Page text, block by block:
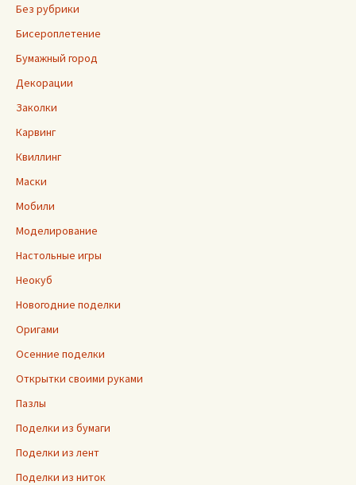
Без рубрики
Бисероплетение
Бумажный город
Декорации
Заколки
Карвинг
Квиллинг
Маски
Мобили
Моделирование
Настольные игры
Неокуб
Новогодние поделки
Оригами
Осенние поделки
Открытки своими руками
Пазлы
Поделки из бумаги
Поделки из лент
Поделки из ниток